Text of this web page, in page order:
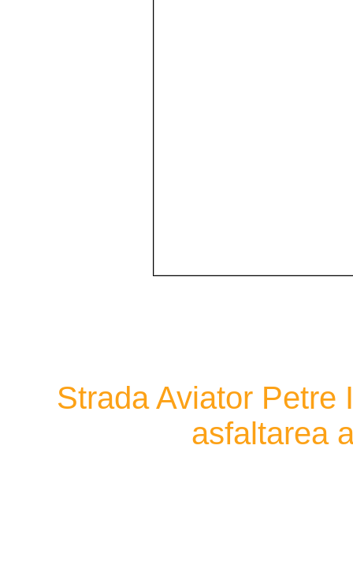
Strada Aviator Petre
asfaltarea